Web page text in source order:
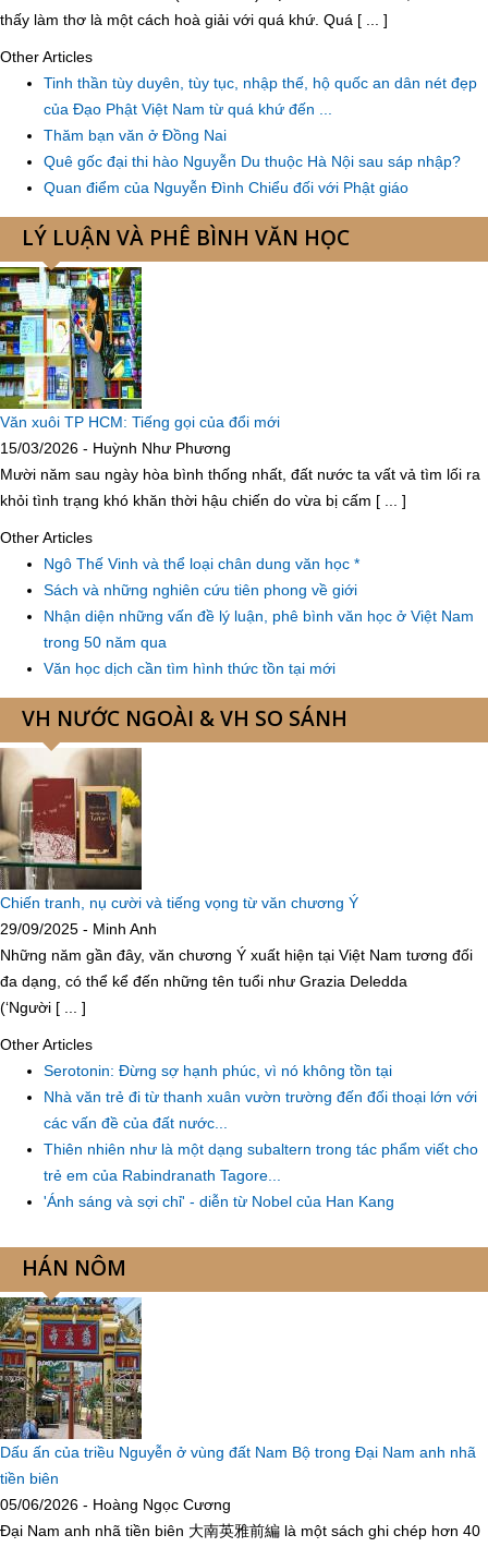
thấy làm thơ là một cách hoà giải với quá khứ. Quá [ ... ]
Other Articles
Tinh thần tùy duyên, tùy tục, nhập thế, hộ quốc an dân nét đẹp
của Đạo Phật Việt Nam từ quá khứ đến ...
Thăm bạn văn ở Đồng Nai
Quê gốc đại thi hào Nguyễn Du thuộc Hà Nội sau sáp nhập?
Quan điểm của Nguyễn Đình Chiểu đối với Phật giáo
LÝ LUẬN VÀ PHÊ BÌNH VĂN HỌC
Văn xuôi TP HCM: Tiếng gọi của đổi mới
15/03/2026 - Huỳnh Như Phương
Mười năm sau ngày hòa bình thống nhất, đất nước ta vất vả tìm lối ra
khỏi tình trạng khó khăn thời hậu chiến do vừa bị cấm [ ... ]
Other Articles
Ngô Thế Vinh và thể loại chân dung văn học *
Sách và những nghiên cứu tiên phong về giới
Nhận diện những vấn đề lý luận, phê bình văn học ở Việt Nam
trong 50 năm qua
Văn học dịch cần tìm hình thức tồn tại mới
VH NƯỚC NGOÀI & VH SO SÁNH
Chiến tranh, nụ cười và tiếng vọng từ văn chương Ý
29/09/2025 - Minh Anh
Những năm gần đây, văn chương Ý xuất hiện tại Việt Nam tương đối
đa dạng, có thể kể đến những tên tuổi như Grazia Deledda
(‘Người [ ... ]
Other Articles
Serotonin: Đừng sợ hạnh phúc, vì nó không tồn tại
Nhà văn trẻ đi từ thanh xuân vườn trường đến đối thoại lớn với
các vấn đề của đất nước...
Thiên nhiên như là một dạng subaltern trong tác phẩm viết cho
trẻ em của Rabindranath Tagore...
'Ánh sáng và sợi chỉ' - diễn từ Nobel của Han Kang
HÁN NÔM
Dấu ấn của triều Nguyễn ở vùng đất Nam Bộ trong Đại Nam anh nhã
tiền biên
05/06/2026 - Hoàng Ngọc Cương
Đại Nam anh nhã tiền biên 大南英雅前編 là một sách ghi chép hơn 40